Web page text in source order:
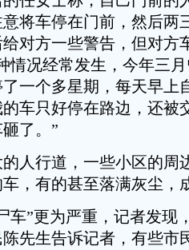
将车停在门前，然后两
对方一些警告，但对方
情况经常发生，今年三
一个多星期，每天早上
车只好停在路边，还被
了。”
人行道，一些小区的周
，有的甚至落满灰尘，
”更为严重，记者发现
先生告诉记者，有些市